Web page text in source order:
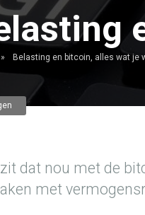
» Belasting en bitcoin, alles wat je
dat nou met de
met